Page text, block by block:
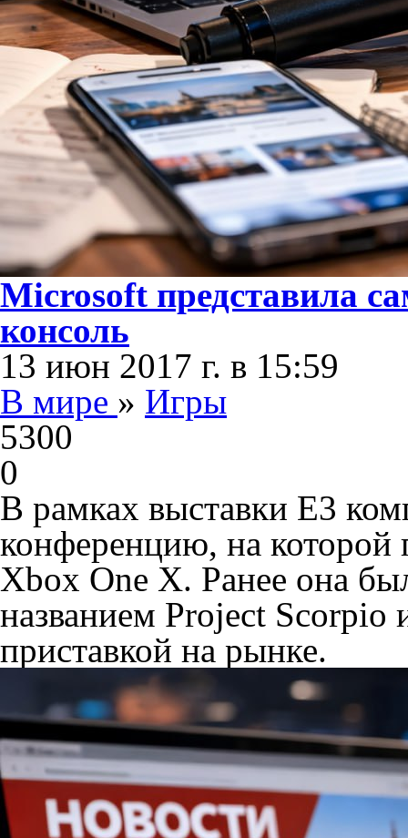
Microsoft представила
консоль
13 июн 2017 г. в 15:59
В мире » Игры
5300
0
В рамках выставки Е3
конференцию, на которой
Xbox One X. Ранее она
названием Project
приставкой на рынке.